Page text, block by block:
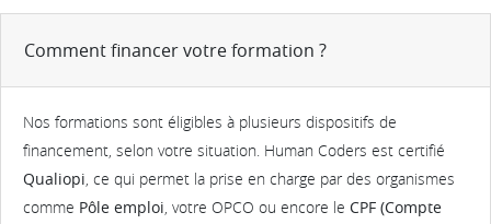
Comment financer votre formation ?
Nos formations sont éligibles à plusieurs dispositifs de
financement, selon votre situation. Human Coders est certifié
Qualiopi, ce qui permet la prise en charge par des organismes
comme Pôle emploi, votre OPCO ou encore le CPF (Compte